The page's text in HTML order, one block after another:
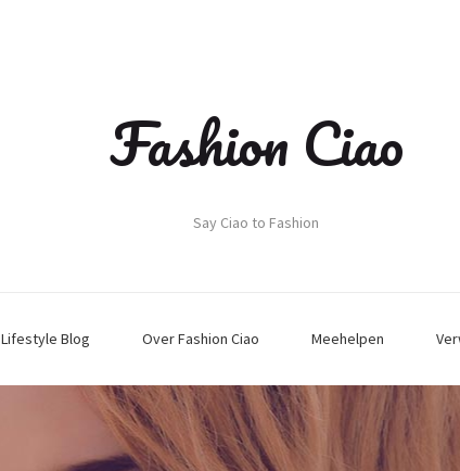
Fashion Ciao
Say Ciao to Fashion
Lifestyle Blog Over Fashion Ciao Meehelpen